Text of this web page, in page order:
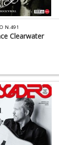
N.491
Clearwater